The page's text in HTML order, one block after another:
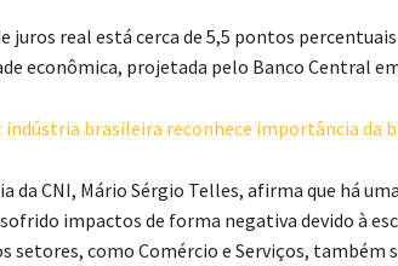
juros real está cerca de 5,5 pontos
econômica, projetada pelo Banco Central
indústria brasileira reconhece importância
da CNI, Mário Sérgio Telles, afirma que há
impactos de forma negativa devido à
setores, como Comércio e Serviços, também